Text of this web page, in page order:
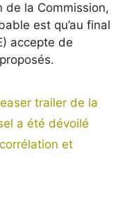
de la Commission,
est qu’au final
accepte de
trailer de la
a été dévoilé
et